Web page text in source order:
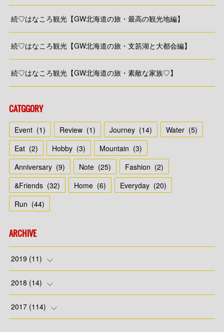
続♡はなころ観光【GW北海道の旅・最高の観光地編】
続♡はなころ観光【GW北海道の旅・支笏湖と大都会編】
続♡はなころ観光【GW北海道の旅・素敵な家族♡】
CATGGORY
Event (1) Review (1) Journey (14) Water (5)
Eat (2) Hobby (3) Mountain (3)
Anniversary (9) Note (25) Fashion (2)
&Friends (32) Home (6) Everyday (20)
Run (44)
ARCHIVE
2019 (11)
(7)
( 4)
2018 (14)
( 1)
2017 (114)